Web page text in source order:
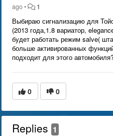
ago• 1
Выбираю сигнализацию для
(2013 года,1.8 вариатор,
будет работать режим salve(
больше активированных
подходит для этого
0 0
Replies 1